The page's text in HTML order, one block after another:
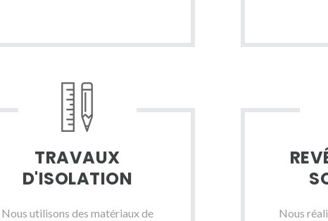
TRAVAUX
D'ISOLATION
Nous utilisons des matériaux de
Nous